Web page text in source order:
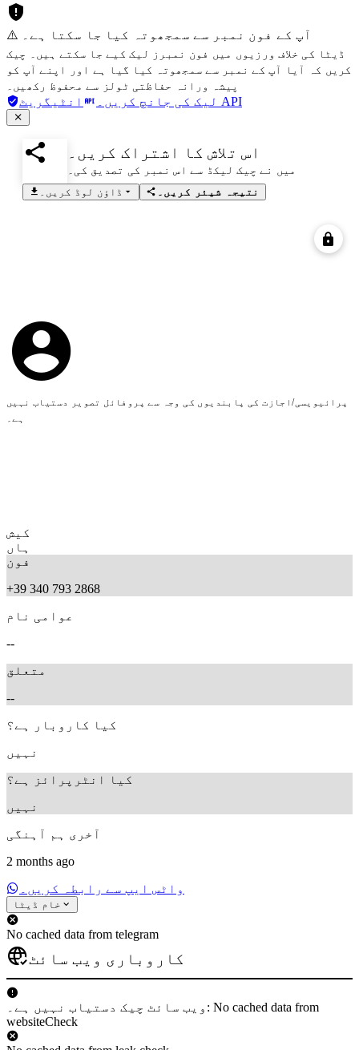
⚠️ آپ کے فون نمبر سے سمجھوتہ کیا جا سکتا ہے۔
ڈیٹا کی خلاف ورزیوں میں فون نمبرز لیک کیے جا سکتے ہیں۔ چیک
کریں کہ آیا آپ کے نمبر سے سمجھوتہ کیا گیا ہے اور اپنے آپ کو
پیشہ ورانہ حفاظتی ٹولز سے محفوظ رکھیں۔
لیک کی جانچ کریں۔ انٹیگریٹ API
اس تلاش کا اشتراک کریں۔
میں نے چیک لیکڈ سے اس نمبر کی تصدیق کی۔
ڈاؤن لوڈ کریں۔
نتیجہ شیئر کریں۔
پرائیویسی/اجازت کی پابندیوں کی وجہ سے پروفائل تصویر دستیاب نہیں
ہے۔
کیش
ہاں
فون
+39 340 793 2868
عوامی نام
--
متعلق
--
کیا کاروبار ہے؟
نہیں
کیا انٹرپرائز ہے؟
نہیں
آخری ہم آہنگی
2 months ago
واٹس ایپ سے رابطہ کریں۔
خام ڈیٹا
No cached data from telegram
کاروباری ویب سائٹ
ویب سائٹ چیک دستیاب نہیں ہے۔: No cached data from
websiteCheck